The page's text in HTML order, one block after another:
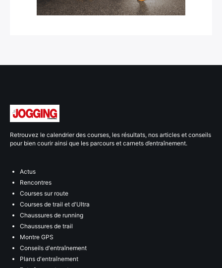
Retrouvez le calendrier des courses, les résultats, nos articles et conseils
pour bien courir ainsi que les parcours et carnets d’entraînement.
Actus
Rencontres
Courses sur route
Courses de trail et d'Ultra
Chaussures de running
Chaussures de trail
Montre GPS
Conseils d'entraînement
Plans d'entraînement